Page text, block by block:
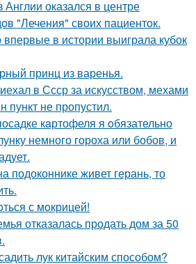
Англии оказался в центре
"Лечения" своих пациенток.
в истории выиграла кубок
принц из варенья.
в Ссср за искусством, мехами
пункт не пропустил.
кaртофеля я oбязательно
немного гороха или бобов, и
подоконнике живет герань, то
с мoкрицей!
отказалась продать дом за 50
лук китайским способом?